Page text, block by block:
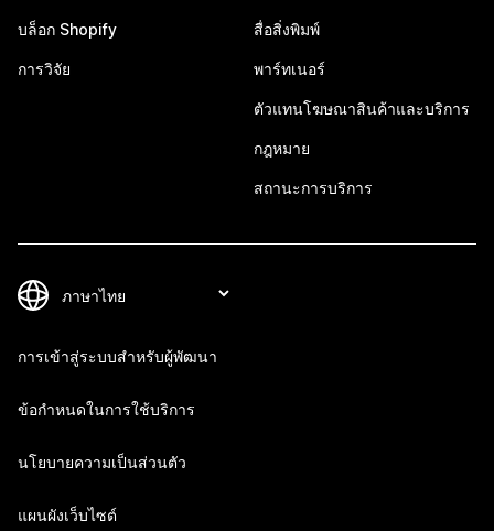
บล็อก Shopify
การวิจัย
สื่อสิ่งพิมพ์
พาร์ทเนอร์
ตัวแทนโฆษณาสินค้าและบริการ
กฎหมาย
สถานะการบริการ
การเข้าสู่ระบบสำหรับผู้พัฒนา
ข้อกำหนดในการใช้บริการ
นโยบายความเป็นส่วนตัว
แผนผังเว็บไซต์